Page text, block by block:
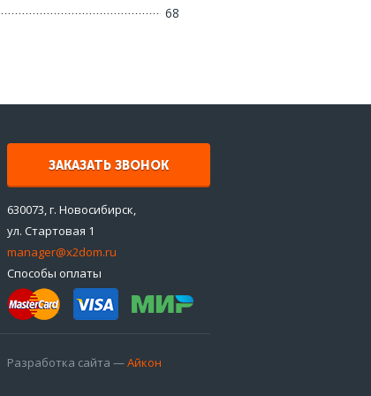
68
ЗАКАЗАТЬ ЗВОНОК
630073, г. Новосибирск,
ул. Стартовая 1
manager@x2dom.ru
Способы оплаты
Разработка сайта —Айкон